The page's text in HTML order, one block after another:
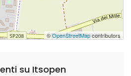
©OpenStreetMapcontributors
su Itsopen